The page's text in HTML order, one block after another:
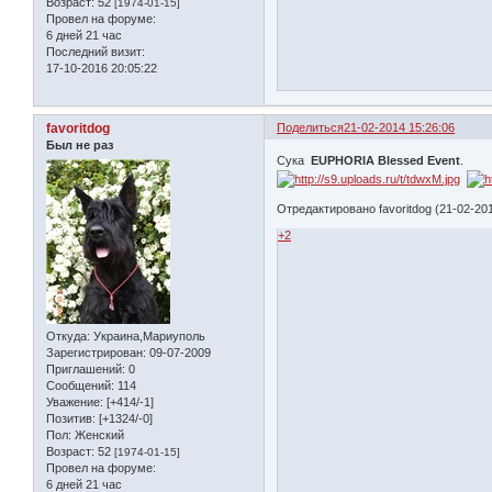
Возраст: 52 [1974-01-15]
Провел на форуме:
6 дней 21 час
Последний визит:
17-10-2016 20:05:22
Поделиться21-02-2014 15:26:06
favoritdog
Был не раз
Откуда: Украина,Мариуполь
Зарегистрирован: 09-07-2009
Приглашений: 0
Сообщений: 114
Уважение: [+414/-1]
Позитив: [+1324/-0]
Пол: Женский
Возраст: 52 [1974-01-15]
Провел на форуме:
6 дней 21 час
СукаEUPHORIA Blessed Event
Отредактировано favoritdog (21-02-
+2